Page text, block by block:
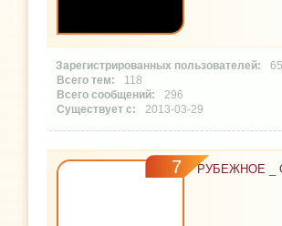
65
118
296
2013-03-29
7 РУБЕЖНОЕ _